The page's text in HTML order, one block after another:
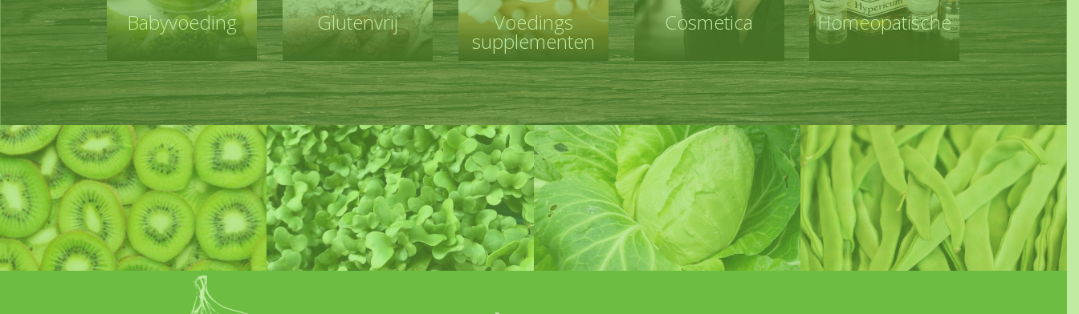
Babyvoeding Glutenvrij Voedings
supplementen
Cosmetica Homeopatische